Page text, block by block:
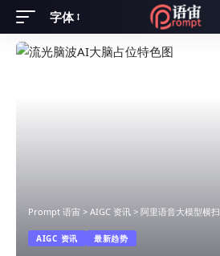
Font
Resizer
字体
Prompt 语宙 > AIGC 资讯 > 阿里语音大模型横扫Artificial Analysis三冠：Fun-
AIGC 资讯 最新趋势